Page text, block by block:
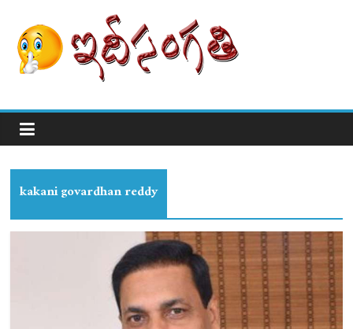
kakani govardhan reddy